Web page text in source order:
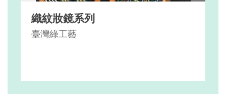
織紋妝鏡系列
臺灣綠工藝